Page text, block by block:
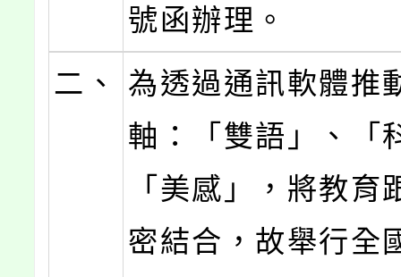
號函辦理。
二、
為透過通訊軟體推
軸：「雙語」、「
「美感」，將教育
密結合，故舉行全